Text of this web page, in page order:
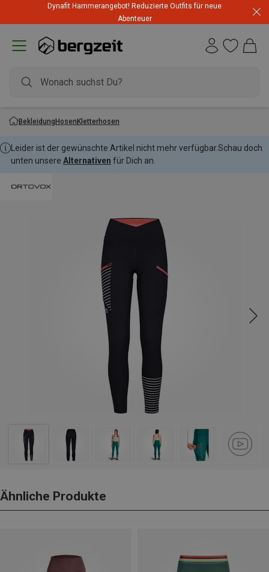
Dynafit Hammerangebot! Reduzierte Outfits für neue
Abenteuer
BekleidungHosenKletterhosen
Leider ist der gewünschte Artikel nicht mehr verfügbar.Schau doch
unten unsere Alternativen für Dich an.
Ähnliche Produkte